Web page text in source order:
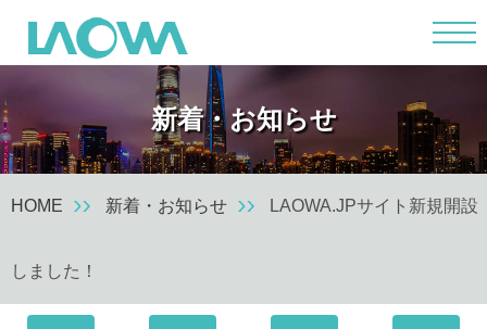
新着・お知らせ
HOME 新着・お知らせ LAOWA.JPサイト新規開設
しました！